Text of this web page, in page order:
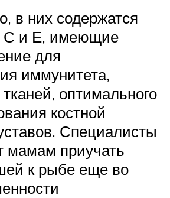
в них содержатся
С и Е, имеющие
для
иммунитета,
оптимального
костной
Специалисты
мамам приучать
к рыбе еще во